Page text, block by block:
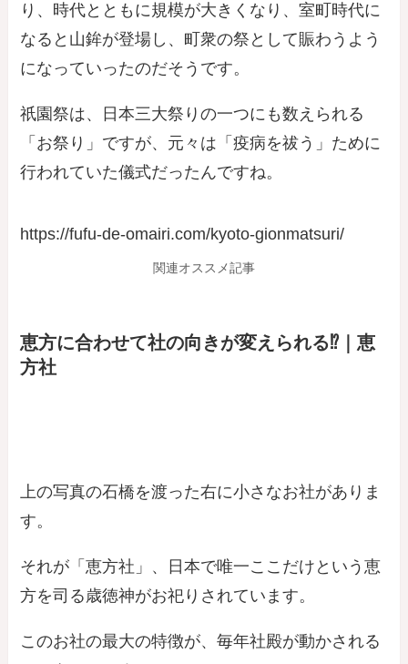
り、時代とともに規模が大きくなり、室町時代に
なると山鉾が登場し、町衆の祭として賑わうよう
になっていったのだそうです。
祇園祭は、日本三大祭りの一つにも数えられる
「お祭り」ですが、元々は「疫病を祓う」ために
行われていた儀式だったんですね。
https://fufu-de-omairi.com/kyoto-gionmatsuri/
関連オススメ記事
恵方に合わせて社の向きが変えられる⁉｜恵
方社
上の写真の石橋を渡った右に小さなお社がありま
す。
それが「恵方社」、日本で唯一ここだけという恵
方を司る歳徳神がお祀りされています。
このお社の最大の特徴が、毎年社殿が動かされる